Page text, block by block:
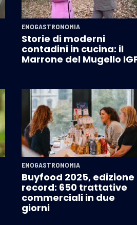
ENOGASTRONOMIA
Storie di moderni
contadini in cucina: il
Marrone del Mugello
ENOGASTRONOMIA
Buyfood 2025, edizione
record: 650 trattative
commerciali in due
giorni